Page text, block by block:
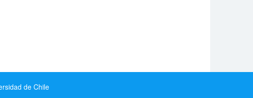
de Chile